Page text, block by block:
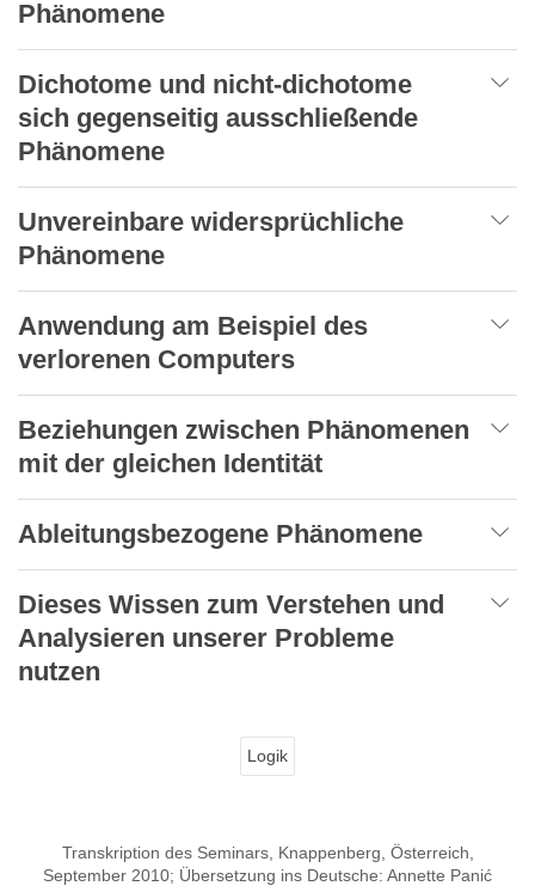
Phänomene
Dichotome und nicht-dichotome
sich gegenseitig ausschließende
Phänomene
Unvereinbare widersprüchliche
Phänomene
Anwendung am Beispiel des
verlorenen Computers
Beziehungen zwischen Phänomenen
mit der gleichen Identität
Ableitungsbezogene Phänomene
Dieses Wissen zum Verstehen und
Analysieren unserer Probleme
nutzen
Logik
Transkription des Seminars, Knappenberg, Österreich,
September 2010; Übersetzung ins Deutsche: Annette Panić